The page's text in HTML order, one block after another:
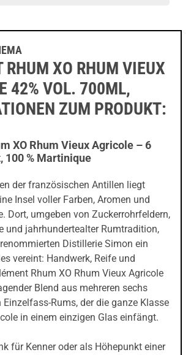
RHUM XO RHUM VIEUX
42% VOL. 700ML,
ZUM PRODUKT:
XO Rhum Vieux Agricole – 6
100 % Martinique
der französischen Antillen liegt
Insel voller Farben, Aromen und
Dort, umgeben von Zuckerrohrfeldern,
und jahrhundertealter Rumtradition,
Distillerie Simon ein
vereint: Handwerk, Reife und
Rhum XO Rhum Vieux Agricole
Blend aus mehreren sechs
Rums, der die ganze Klasse
in einem einzigen Glas einfängt.
für Kenner oder als Höhepunkt einer